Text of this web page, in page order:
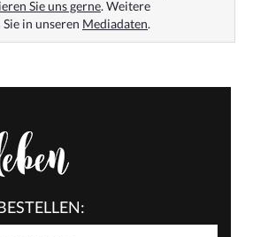
Sie uns gerne. Weitere
in unseren Mediadaten.